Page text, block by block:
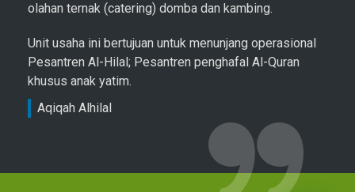
olahan ternak (catering) domba dan kambing.
Unit usaha ini bertujuan untuk menunjang operasional
Pesantren Al-Hilal; Pesantren penghafal Al-Quran
khusus anak yatim.
Aqiqah Alhilal